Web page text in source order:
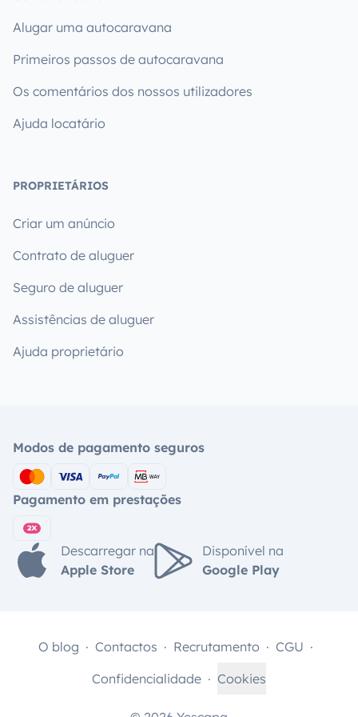
Alugar uma autocaravana
Primeiros passos de autocaravana
Os comentários dos nossos utilizadores
Ajuda locatário
PROPRIETÁRIOS
Criar um anúncio
Contrato de aluguer
Seguro de aluguer
Assistências de aluguer
Ajuda proprietário
Modos de pagamento seguros
Pagamento em prestações
Descarregar na
Apple Store
Disponível na
Google Play
O blog Contactos Recrutamento
CGU
Confidencialidade
Cookies